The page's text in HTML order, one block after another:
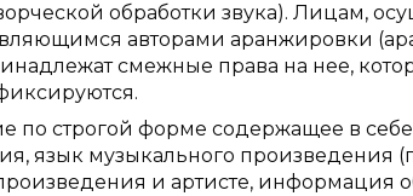
обработки звука). Лицам,
авторами аранжировки
смежные права на нее,
по строгой форме содержащее в
язык музыкального произведения
и артисте, информация